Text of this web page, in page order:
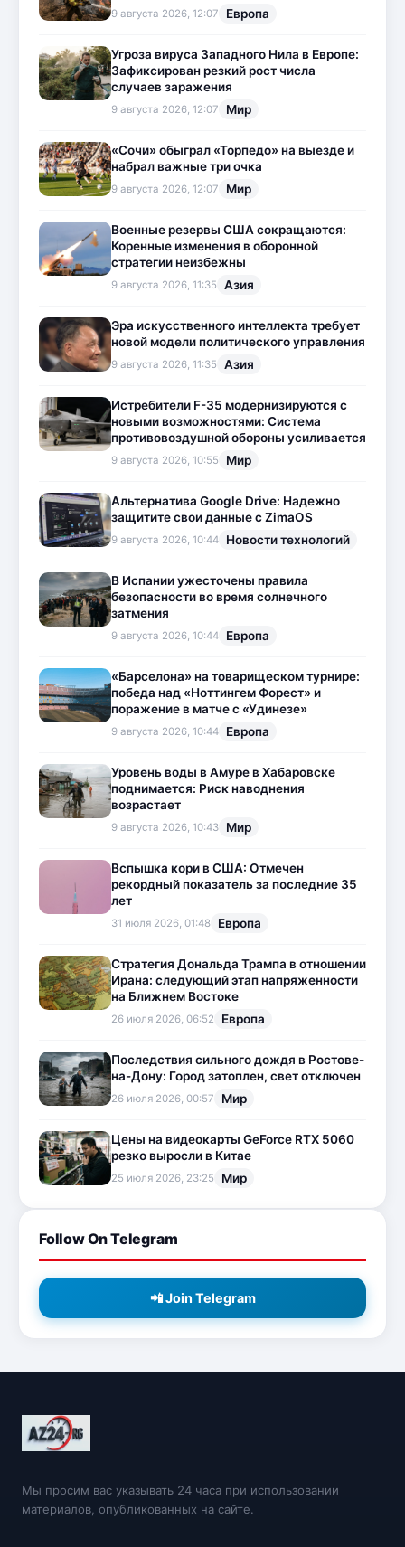
9 августа 2026, 12:07 Европа
Угроза вируса Западного Нила в Европе:
Зафиксирован резкий рост числа
случаев заражения
9 августа 2026, 12:07 Мир
«Сочи» обыграл «Торпедо» на выезде и
набрал важные три очка
9 августа 2026, 12:07 Мир
Военные резервы США сокращаются:
Коренные изменения в оборонной
стратегии неизбежны
9 августа 2026, 11:35 Азия
Эра искусственного интеллекта требует
новой модели политического управления
9 августа 2026, 11:35 Азия
Истребители F-35 модернизируются с
новыми возможностями: Система
противовоздушной обороны усиливается
9 августа 2026, 10:55 Мир
Альтернатива Google Drive: Надежно
защитите свои данные с ZimaOS
9 августа 2026, 10:44 Новости технологий
В Испании ужесточены правила
безопасности во время солнечного
затмения
9 августа 2026, 10:44 Европа
«Барселона» на товарищеском турнире:
победа над «Ноттингем Форест» и
поражение в матче с «Удинезе»
9 августа 2026, 10:44 Европа
Уровень воды в Амуре в Хабаровске
поднимается: Риск наводнения
возрастает
9 августа 2026, 10:43 Мир
Вспышка кори в США: Отмечен
рекордный показатель за последние 35
лет
31 июля 2026, 01:48 Европа
Стратегия Дональда Трампа в отношении
Ирана: следующий этап напряженности
на Ближнем Востоке
26 июля 2026, 06:52 Европа
Последствия сильного дождя в Ростове-
на-Дону: Город затоплен, свет отключен
26 июля 2026, 00:57 Мир
Цены на видеокарты GeForce RTX 5060
резко выросли в Китае
25 июля 2026, 23:25 Мир
Follow On Telegram
📲 Join Telegram
Мы просим вас указывать 24 часа при использовании
материалов, опубликованных на сайте.